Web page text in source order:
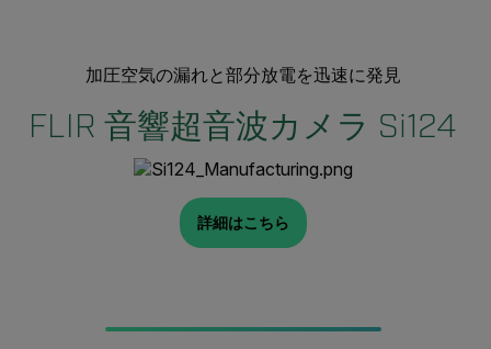
加圧空気の漏れと部分放電を迅速に発見
FLIR 音響超音波カメラ Si124
詳細はこちら